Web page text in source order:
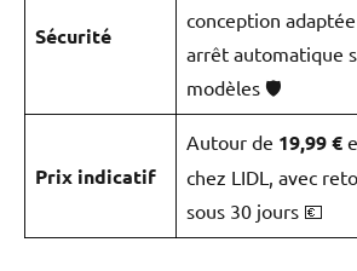
Sécurité
conception adaptée
arrêt automatique
modèles 🛡️
Prix indicatif
Autour de 19,99 €
chez LIDL, avec
sous 30 jours 💶